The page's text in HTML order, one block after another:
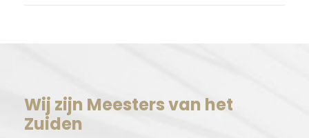
Wij zijn Meesters van het
Zuiden